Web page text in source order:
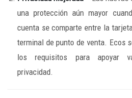
una protección aún mayor
cuenta se comparte entre la
terminal de punto de venta. Ecos
los requisitos para apoyar
privacidad.